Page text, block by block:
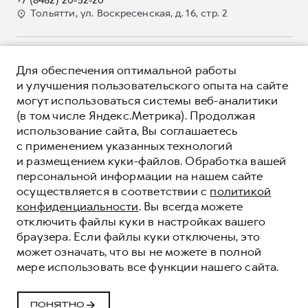
Для малого бизнеса
Система управления автопарком
Сервис для корпоративных клиентов
HAVAL Лизинг
Автомобильные аксессуары
Коллекция PRO
Коллекция Базовая
Коллекция Детская
GWM Безопасность
Мобильное приложение GWM
Программа «HAVAL Защита+»
Руководства по эксплуатации
Подписки
Автомобильные аксессуары
Коллекция PRO
Коллекция Базовая
Коллекция Детская
Контакты
Тольятти, ул. Воскресенская, д. 16, стр. 2
ЦЕНЫ И ВЫГОДЫ
ЮРИДИЧЕСКАЯ ИНФОРМАЦИЯ
Вся представленная на сайте информация, касающаяся
автомобилей и сервисного обслуживания, носит
информационный характер и не является публичной офертой.
Все цены, указанные на данном сайте, носят информационный
характер и являются максимально рекомендуемыми
розничными ценами по расчетам дистрибьютора (ООО «Грейт
Волл Мотор Рус»). Для получения подробной информации
просьба обращаться к ближайшему официальному дилеру ООО
«Грейт Волл Мотор Рус» либо по телефону Горячей линии 8 (800)
511-59-86, либо на сайте. Опубликованная на данном сайте
информация может быть изменена в любое время без
****На некоторых автомобилях HAVAL может отсутствовать
система / устройство вызова экстренных оперативных служб
(блок ЭРА-ГЛОНАСС).
Показать все
© 2026 ООО «Грейт Волл Мотор Рус»
© 2026 ООО «УК «Тон-Авто»
Политика конфиденциальности
Юридическая информация
Сделано в ПЕРКС
Для обеспечения оптимальной работы
и улучшения пользовательского опыта на сайте
могут использоваться системы веб-аналитики
(в том числе Яндекс.Метрика). Продолжая
использование сайта, Вы соглашаетесь
с применением указанных технологий
и размещением куки-файлов. Обработка вашей
персональной информации на нашем сайте
осуществляется в соответствии с политикой
конфиденциальности. Вы всегда можете
отключить файлы куки в настройках вашего
браузера. Если файлы куки отключены, это
может означать, что вы не можете в полной
мере использовать все функции нашего сайта.
ПОНЯТНО